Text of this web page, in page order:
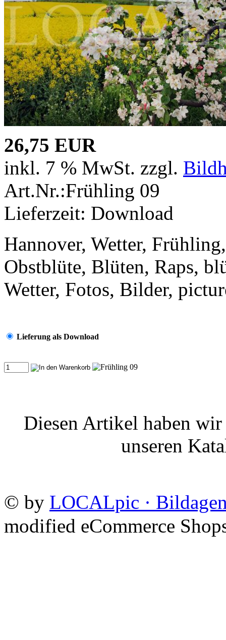
26,75 EUR
inkl. 7 % MwSt. zzgl.
Art.Nr.:Frühling 09
Lieferzeit: Download
Hannover, Wetter,
Obstblüte, Blüten, Raps,
Wetter, Fotos, Bilder,
Lieferung als Download
Diesen Artikel haben
unseren
© by LOCALpic ·
modified eCommerce